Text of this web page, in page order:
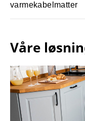
varmekabelmatter
Våre